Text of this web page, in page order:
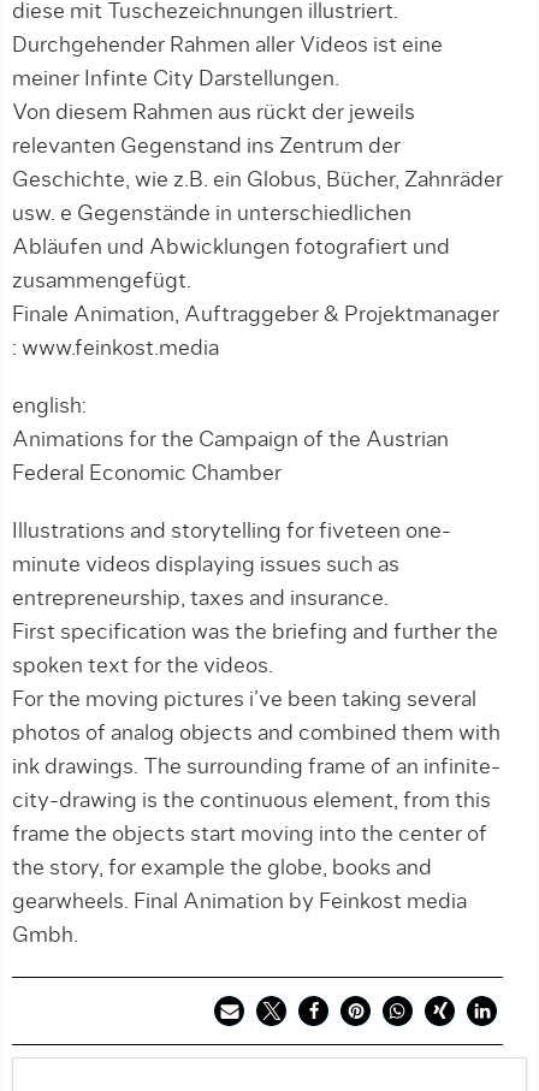
diese mit Tuschezeichnungen illustriert.
Durchgehender Rahmen aller Videos ist eine
meiner Infinte City Darstellungen.
Von diesem Rahmen aus rückt der jeweils
relevanten Gegenstand ins Zentrum der
Geschichte, wie z.B. ein Globus, Bücher, Zahnräder
usw. e Gegenstände in unterschiedlichen
Abläufen und Abwicklungen fotografiert und
zusammengefügt.
Finale Animation, Auftraggeber & Projektmanager
: www.feinkost.media
english:
Animations for the Campaign of the Austrian
Federal Economic Chamber
Illustrations and storytelling for fiveteen one-
minute videos displaying issues such as
entrepreneurship, taxes and insurance.
First specification was the briefing and further the
spoken text for the videos.
For the moving pictures i’ve been taking several
photos of analog objects and combined them with
ink drawings. The surrounding frame of an infinite-
city-drawing is the continuous element, from this
frame the objects start moving into the center of
the story, for example the globe, books and
gearwheels. Final Animation by Feinkost media
Gmbh.